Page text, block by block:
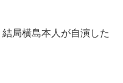
局横島本人が自演した